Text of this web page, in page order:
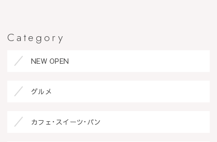
Category
NEW OPEN
グルメ
カフェ･スイーツ･パン